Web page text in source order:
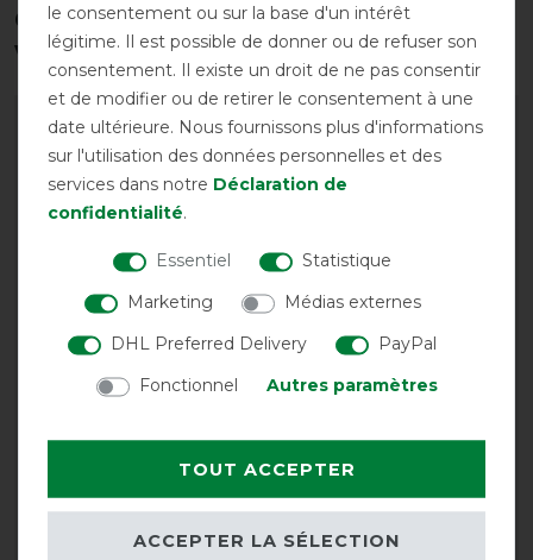
Ces produits pourraient également
vous intéresser
-10%
couverture tous temps
LISTE DE SOUHAITS
Best-seller
-10%
queue élastique
détachée
avant 8,90 €
LISTE DE SOUHAITS
le consentement ou sur la base d'un intérêt
légitime. Il est possible de donner ou de refuser son
consentement. Il existe un droit de ne pas consentir
et de modifier ou de retirer le consentement à une
date ultérieure. Nous fournissons plus d'informations
sur l'utilisation des données personnelles et des
services dans notre Déclaration de
confidentialité.
Essentiel
Statistique
Marketing
Médias externes
DHL Preferred Delivery
PayPal
Fonctionnel
Autres paramètres
TOUT ACCEPTER
ACCEPTER LA SÉLECTION